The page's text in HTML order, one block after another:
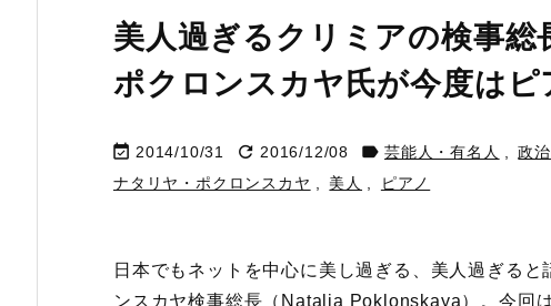
美人過ぎるクリミアの検事総
ポクロンスカヤ氏が今度はピ
 2014/10/31  2016/12/08  芸能人・有名人 政治
ナタリヤ・ポクロンスカヤ
美人 ピアノ
日本でもネットを中心に美し過ぎる、美人過ぎる
ンスカヤ検事総長（Natalia Poklonskaya）。今回